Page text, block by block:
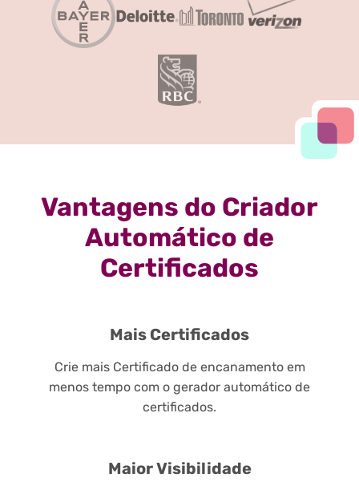
Vantagens do Criador
Automático de
Certificados
Mais Certificados
Crie mais Certificado de encanamento em
menos tempo com o gerador automático de
certificados.
Maior Visibilidade